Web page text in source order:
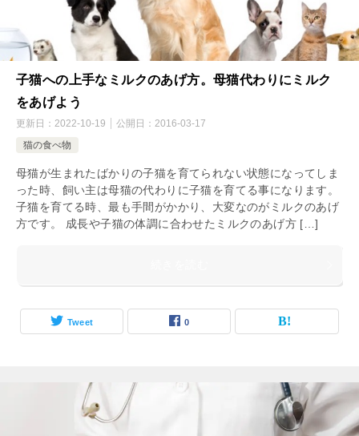
子猫への上手なミルクのあげ方。母猫代わりにミルク
をあげよう
更新日： 2022-10-19 公開日： 2016-03-17
猫の食べ物
母猫が生まれたばかりの子猫を育てられない状態になってしま
った時、飼い主は母猫の代わりに子猫を育てる事になります。
子猫を育てる時、最も手間がかかり、大変なのがミルクのあげ
方です。 成長や子猫の体調に合わせたミルクのあげ方 […]
Tweet 0